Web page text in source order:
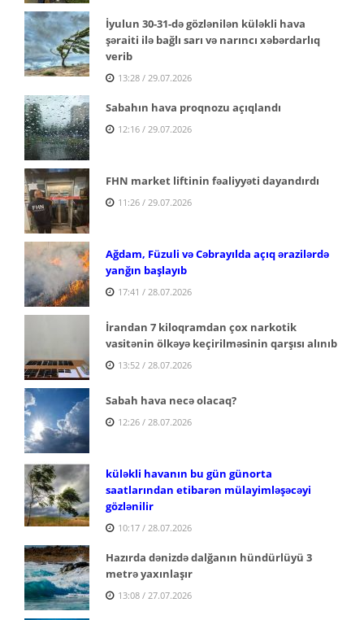
İyulun 30-31-də gözlənilən küləkli hava
şəraiti ilə bağlı sarı və narıncı xəbərdarlıq
verib
13:28 / 29.07.2026
Sabahın hava proqnozu açıqlandı
12:16 / 29.07.2026
FHN market liftinin fəaliyyəti dayandırdı
11:26 / 29.07.2026
Ağdam, Füzuli və Cəbrayılda açıq ərazilərdə
yanğın başlayıb
17:41 / 28.07.2026
İrandan 7 kiloqramdan çox narkotik
vasitənin ölkəyə keçirilməsinin qarşısı alınıb
13:52 / 28.07.2026
Sabah hava necə olacaq?
12:26 / 28.07.2026
küləkli havanın bu gün günorta
saatlarından etibarən mülayimləşəcəyi
gözlənilir
10:17 / 28.07.2026
Hazırda dənizdə dalğanın hündürlüyü 3
metrə yaxınlaşır
13:08 / 27.07.2026